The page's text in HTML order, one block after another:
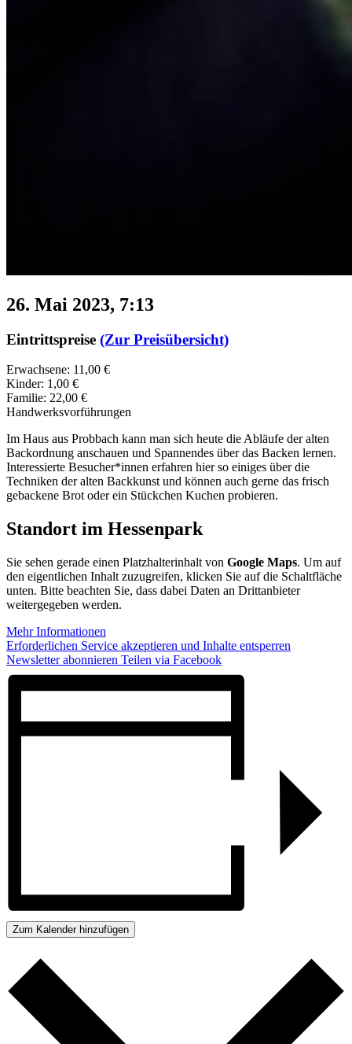
26. Mai 2023, 7:13
Eintrittspreise (Zur Preisübersicht)
Erwachsene: 11,00 €
Kinder: 1,00 €
Familie: 22,00 €
Handwerksvorführungen
Im Haus aus Probbach kann man sich heute die Abläufe der alten
Backordnung anschauen und Spannendes über das Backen lernen.
Interessierte Besucher*innen erfahren hier so einiges über die
Techniken der alten Backkunst und können auch gerne das frisch
gebackene Brot oder ein Stückchen Kuchen probieren.
Standort im Hessenpark
Sie sehen gerade einen Platzhalterinhalt von Google Maps. Um auf
den eigentlichen Inhalt zuzugreifen, klicken Sie auf die Schaltfläche
unten. Bitte beachten Sie, dass dabei Daten an Drittanbieter
weitergegeben werden.
Mehr Informationen
Erforderlichen Service akzeptieren und Inhalte entsperren
Newsletter abonnieren Teilen via Facebook
Zum Kalender hinzufügen